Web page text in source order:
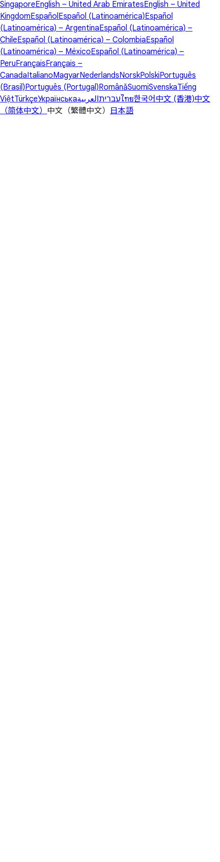
SingaporeEnglish – United Arab EmiratesEnglish – United
KingdomEspañolEspañol (Latinoamérica)Español
(Latinoamérica) – ArgentinaEspañol (Latinoamérica) –
ChileEspañol (Latinoamérica) – ColombiaEspañol
(Latinoamérica) – MéxicoEspañol (Latinoamérica) –
PeruFrançaisFrançais –
CanadaItalianoMagyarNederlandsNorskPolskiPortuguês
(Brasil)Português (Portugal)RomânăSuomiSvenskaTiếng
ViệtTürkçeУкраїнська עבריתالعربية ไทย한국어 中文 (香港)中文
（简体中文） 中文（繁體中文） 日本語